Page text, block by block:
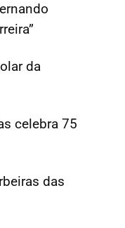
da
celebra 75
das